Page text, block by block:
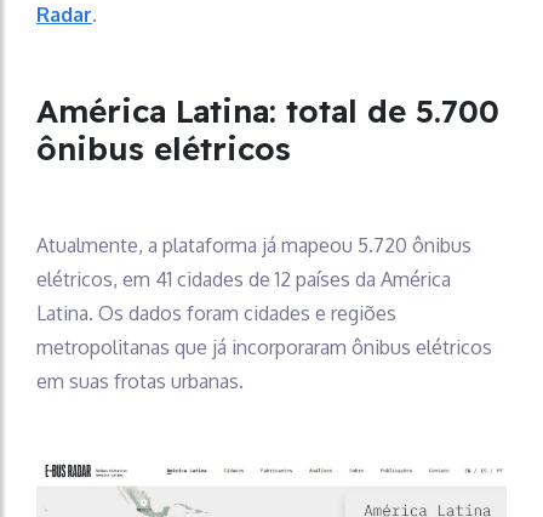
Radar.
América Latina: total de 5.700
ônibus elétricos
Atualmente, a plataforma já mapeou 5.720 ônibus
elétricos, em 41 cidades de 12 países da América
Latina. Os dados foram cidades e regiões
metropolitanas que já incorporaram ônibus elétricos
em suas frotas urbanas.